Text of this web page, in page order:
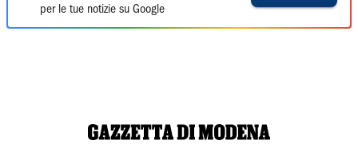
per le tue notizie su Google